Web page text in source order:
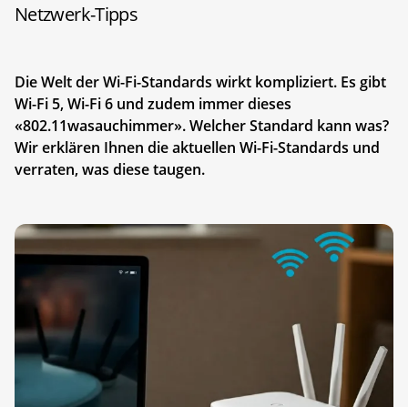
Netzwerk-Tipps
Die Welt der Wi-Fi-Standards wirkt kompliziert. Es gibt
Wi-Fi 5, Wi-Fi 6 und zudem immer dieses
«802.11wasauchimmer». Welcher Standard kann was?
Wir erklären Ihnen die aktuellen Wi-Fi-Standards und
verraten, was diese taugen.